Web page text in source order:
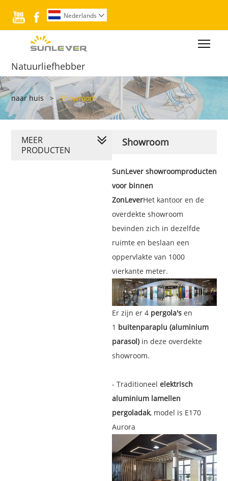
  Nederlands 
Natuurliefhebber
naar huis > Showroom
Showroom
SunLever showroomproducten
voor binnen
ZonLeverHet kantoor en de
overdekte showroom
bevinden zich in dezelfde
ruimte en beslaan een
oppervlakte van 1000
vierkante meter.
Er zijn er 4 pergola'sen
1 buitenparaplu (aluminium
parasol)in deze overdekte
showroom.
- Traditioneel elektrisch
aluminium lamellen
pergoladak, model is E170
Aurora
MEER
PRODUCTEN